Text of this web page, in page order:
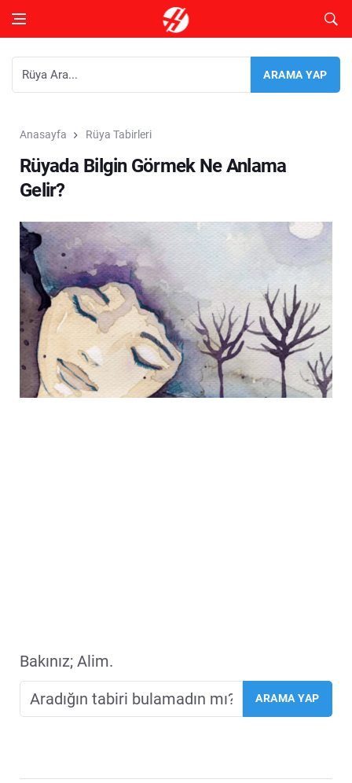
Anasayfa Rüya Tabirleri
Rüyada Bilgin Görmek Ne Anlama
Gelir?
Bakınız; Alim.